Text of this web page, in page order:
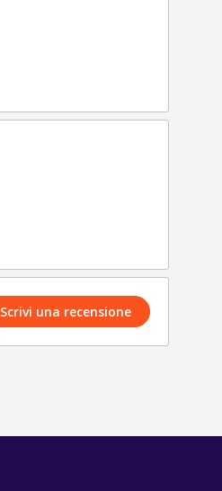
Scrivi una recensione